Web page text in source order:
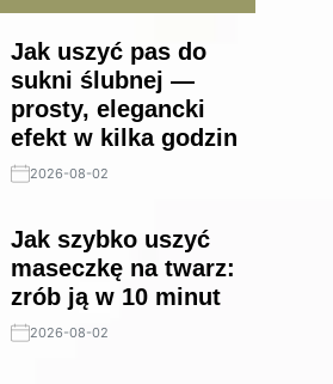
Jak uszyć pas do
sukni ślubnej —
prosty, elegancki
efekt w kilka godzin
2026-08-02
Jak szybko uszyć
maseczkę na twarz:
zrób ją w 10 minut
2026-08-02